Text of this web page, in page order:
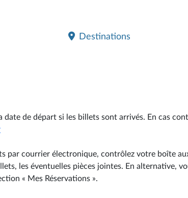
Destinations
date de départ si les billets sont arrivés. En cas
par courrier électronique, contrôlez votre boîte
les éventuelles pièces jointes. En alternative,
« Mes Réservations ».